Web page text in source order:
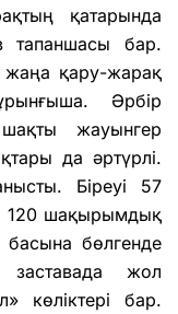
қатарында
тапаншасы бар.
жаңа қару-жарақ
Әрбір
жауынгер
да әртүрлі.
Біреуі 57
120 шақырымдық
бөлгенде
жол
көліктері бар.